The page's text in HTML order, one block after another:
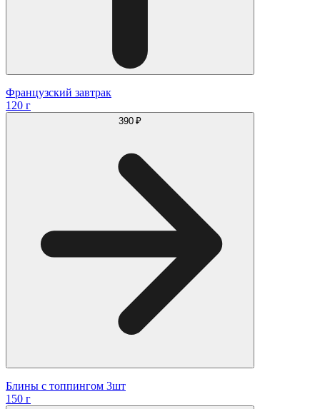
Французский завтрак
120 г
390 ₽
Блины с топпингом 3шт
150 г